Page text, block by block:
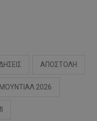
ΑΠΟΣΤΟΛΗ
ΜΟΥΝΤΙΑΛ 2026